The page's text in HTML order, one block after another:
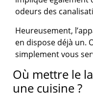
odeurs des
Heureusement,
en dispose déjà un.
simplement vous
Où mettre le
une cuisine ?